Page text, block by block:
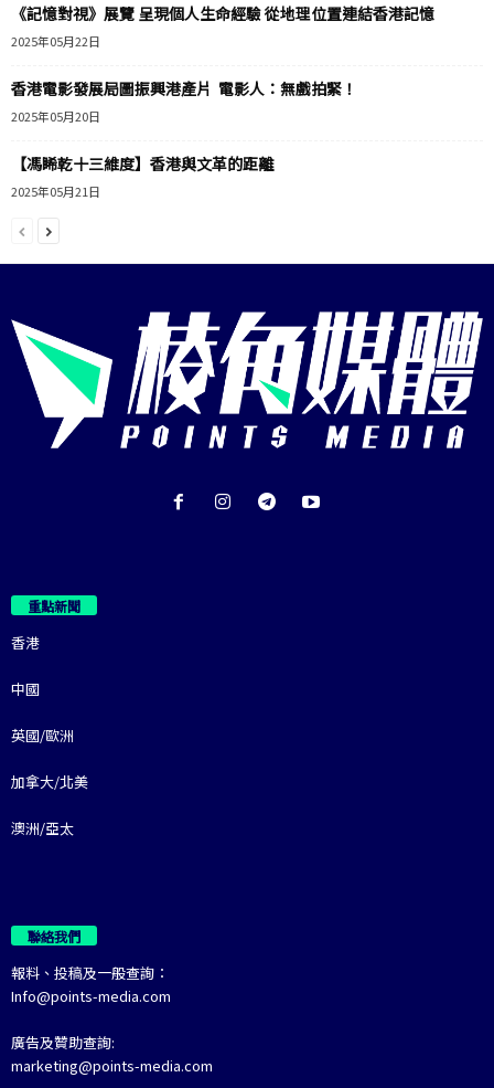
《記憶對視》展覽 呈現個人生命經驗 從地理位置連結香港記憶
2025年05月22日
香港電影發展局圖振興港產片 電影人：無戲拍緊！
2025年05月20日
【馮睎乾十三維度】香港與文革的距離
2025年05月21日
重點新聞
香港
中國
英國/歐洲
加拿大/北美
澳洲/亞太
聯絡我們
報料、投稿及一般查詢：
Info@points-media.com
廣告及贊助查詢:
marketing@points-media.com